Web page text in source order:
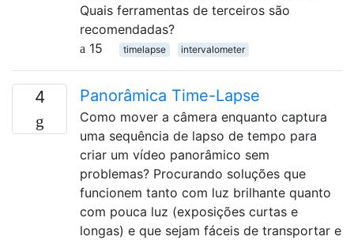
Quais ferramentas de terceiros são
recomendadas?
15
timelapse intervalometer
4 Panorâmica Time-Lapse
Como mover a câmera enquanto captura
uma sequência de lapso de tempo para
criar um vídeo panorâmico sem
problemas? Procurando soluções que
funcionem tanto com luz brilhante quanto
com pouca luz (exposições curtas e
longas) e que sejam fáceis de transportar e